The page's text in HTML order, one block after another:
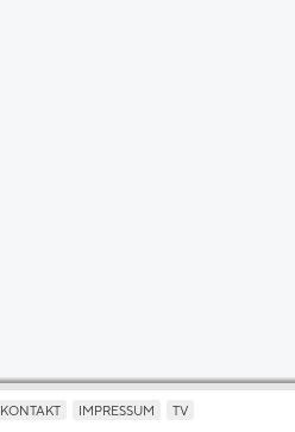
KONTAKT IMPRESSUM TV